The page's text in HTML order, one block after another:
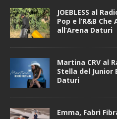
JOEBLESS al
Pop e l’R&B
all’Arena Daturi
Martina CRV al
Stella del Junior
Daturi
Emma, Fabri